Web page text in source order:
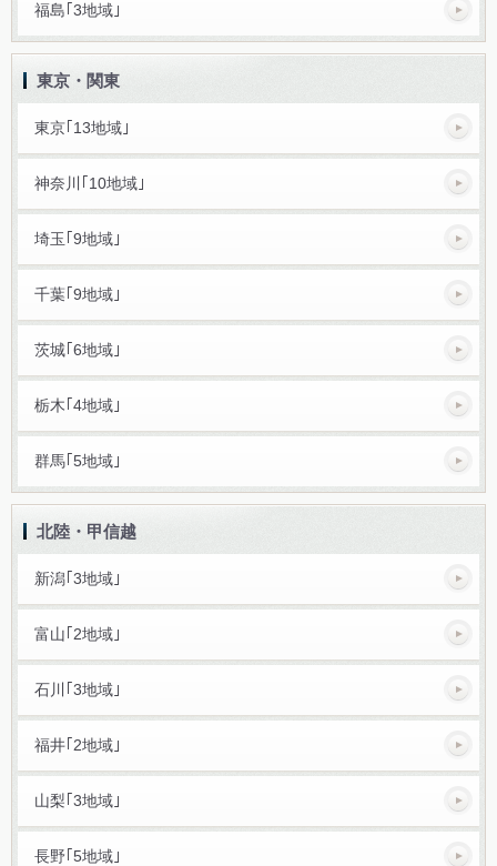
福島｢3地域｣
東京・関東
東京｢13地域｣
神奈川｢10地域｣
埼玉｢9地域｣
千葉｢9地域｣
茨城｢6地域｣
栃木｢4地域｣
群馬｢5地域｣
北陸・甲信越
新潟｢3地域｣
富山｢2地域｣
石川｢3地域｣
福井｢2地域｣
山梨｢3地域｣
長野｢5地域｣